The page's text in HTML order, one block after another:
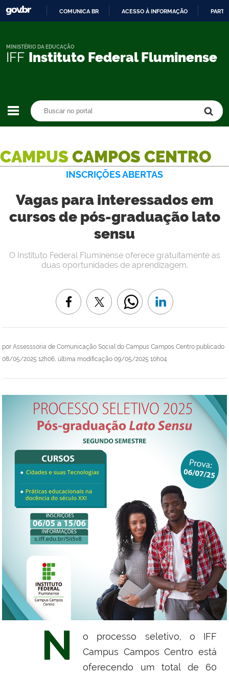
CONTEÚDO
COMUNICA BR ACESSO À INFORMAÇÃO
IFF Instituto Federal Fluminense
MINISTÉRIO DA EDUCAÇÃO
CAMPUS CAMPOS CENTRO
INSCRIÇÕES ABERTAS
Vagas para interessados em
cursos de pós-graduação lato
sensu
por Assesssoria de Comunicação Social do Campus Campos Centro publicado
08/05/2025 12h06, última modificação 09/05/2025 10h04
O Instituto Federal Fluminense oferece gratuitamente as
duas oportunidades de aprendizagem.
N
o processo seletivo, o IFF
Campus Campos Centro está
oferecendo um total de 60